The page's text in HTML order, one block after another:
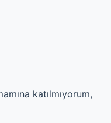
katılmıyorum,